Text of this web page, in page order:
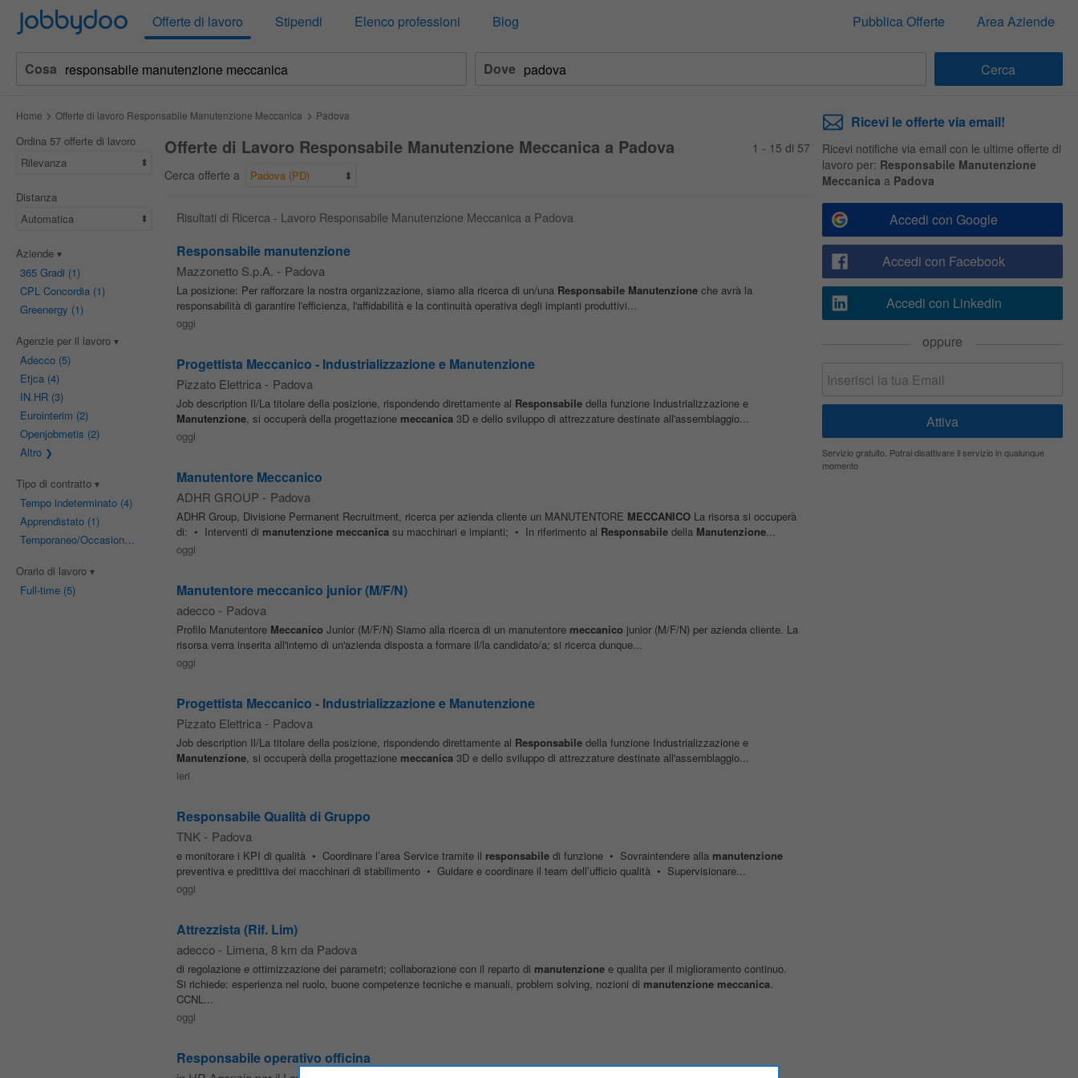
Jobbydoo Offerte di lavoro Stipendi Elenco professioni Blog Pubblica Offerte Area Aziende
Cosa Dove
Home Offerte di lavoro Responsabile Manutenzione Meccanica Padova
Ordina 57 offerte di lavoro
Rilevanza
Distanza
Automatica
Aziende
365 Gradi (1)
CPL Concordia(1)
Greenergy (1)
Agenzie per il lavoro
Adecco(5)
Etjca(4)
IN.HR(3)
Eurointerim (2)
Openjobmetis (2)
Altro
Tipo di contratto
Tempo indeterminato(4)
Apprendistato(1)
Temporaneo/Occasionale
Orario di lavoro
Full-time(5)
Offerte di Lavoro Responsabile Manutenzione Meccanica a Padova
Cerca offerte a Padova (PD)
1 - 15 di 57
Risultati di Ricerca - Lavoro Responsabile Manutenzione Meccanica a Padova
Responsabile manutenzione
Mazzonetto S.p.A. - Padova
La posizione: Per rafforzare la nostra organizzazione, siamo alla ricerca di un/una Responsabile Manutenzioneche avrà la
responsabilità di garantire l'efficienza, l'affidabilità e la continuità operativa degli impianti produttivi...
oggi
Progettista Meccanico - Industrializzazione e Manutenzione
Pizzato Elettrica - Padova
Job description Il/La titolare della posizione, rispondendo direttamente al Responsabiledella funzione Industrializzazione e
Manutenzione, si occuperà della progettazione meccanica3D e dello sviluppo di attrezzature destinate all'assemblaggio...
oggi
Manutentore Meccanico
ADHR GROUP - Padova
ADHR Group, Divisione Permanent Recruitment, ricerca per azienda cliente un MANUTENTORE MECCANICOLa risorsa si occuperà
di: • Interventi di manutenzione meccanicasu macchinari e impianti; • In riferimento al Responsabiledella Manutenzione...
oggi
Manutentore meccanico junior (M/F/N)
adecco - Padova
Profilo Manutentore MeccanicoJunior (M/F/N) Siamo alla ricerca di un manutentore meccanicojunior (M/F/N) per azienda cliente. La
risorsa verra inserita all'interno di un'azienda disposta a formare il/la candidato/a; si ricerca dunque...
oggi
Progettista Meccanico - Industrializzazione e Manutenzione
Pizzato Elettrica - Padova
Job description Il/La titolare della posizione, rispondendo direttamente al Responsabiledella funzione Industrializzazione e
Manutenzione, si occuperà della progettazione meccanica3D e dello sviluppo di attrezzature destinate all'assemblaggio...
ieri
Responsabile Qualità di Gruppo
TNK - Padova
e monitorare i KPI di qualità • Coordinare l’area Service tramite il responsabiledi funzione • Sovraintendere alla manutenzione
preventiva e predittiva dei macchinari di stabilimento • Guidare e coordinare il team dell’ufficio qualità • Supervisionare...
oggi
Attrezzista (Rif. Lim)
adecco - Limena, 8 km da Padova
di regolazione e ottimizzazione dei parametri; collaborazione con il reparto di manutenzionee qualita per il miglioramento continuo.
Si richiede: esperienza nel ruolo, buone competenze tecniche e manuali, problem solving, nozioni di manutenzione meccanica.
CCNL...
oggi
Responsabile operativo officina
Ricevi le offerte via email!
Ricevi notifiche via email con le ultime offerte di
lavoro per: Responsabile Manutenzione
Meccanica a Padova
Accedi con Google
Accedi con Facebook
Accedi con Linkedin
oppure
Servizio gratuito. Potrai disattivare il servizio in qualunque
momento